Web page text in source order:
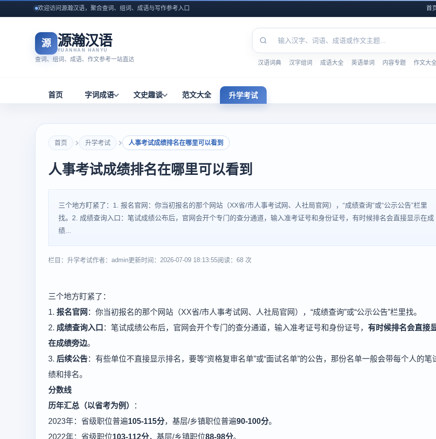
欢迎访问源瀚汉语，聚合查词、组词、成语与写作参考入口 首
源 源瀚汉语
YUANHAN HANYU
查词、组词、成语、作文参考一站直达 汉语词典 汉字组词 成语大全 英语单词 内容专题 作文大
首页 字词成语 文史趣谈 范文大全 升学考试
首页 升学考试 人事考试成绩排名在哪里可以看到
人事考试成绩排名在哪里可以看到
三个地方盯紧了：1. 报名官网：你当初报名的那个网站（XX省/市人事考试网、人社局官网），“成绩查询”或“公示公告”栏里
找。2. 成绩查询入口：笔试成绩公布后，官网会开个专门的查分通道，输入准考证号和身份证号，有时候排名会直接显示在成
绩...
栏目：升学考试作者：admin更新时间：2026-07-09 18:13:55阅读：68 次
三个地方盯紧了：
1. 报名官网 ：你当初报名的那个网站（XX省/市人事考试网、人社局官网），“成绩查询”或“公示公告”栏里找。
2. 成绩查询入口 ：笔试成绩公布后，官网会开个专门的查分通道，输入准考证号和身份证号， 有时候排名会直接
在成绩旁边。
3. 后续公告：有些单位不直接显示排名，要等“资格复审名单”或“面试名单”的公告，那份名单一般会带每个人的笔
绩和排名。
分数线
历年汇总（以省考为例）
：
2023年：省级职位普遍105-115分，基层/乡镇职位普遍90-100分。
2022年：省级职位103-112分，基层/乡镇职位88-98分。